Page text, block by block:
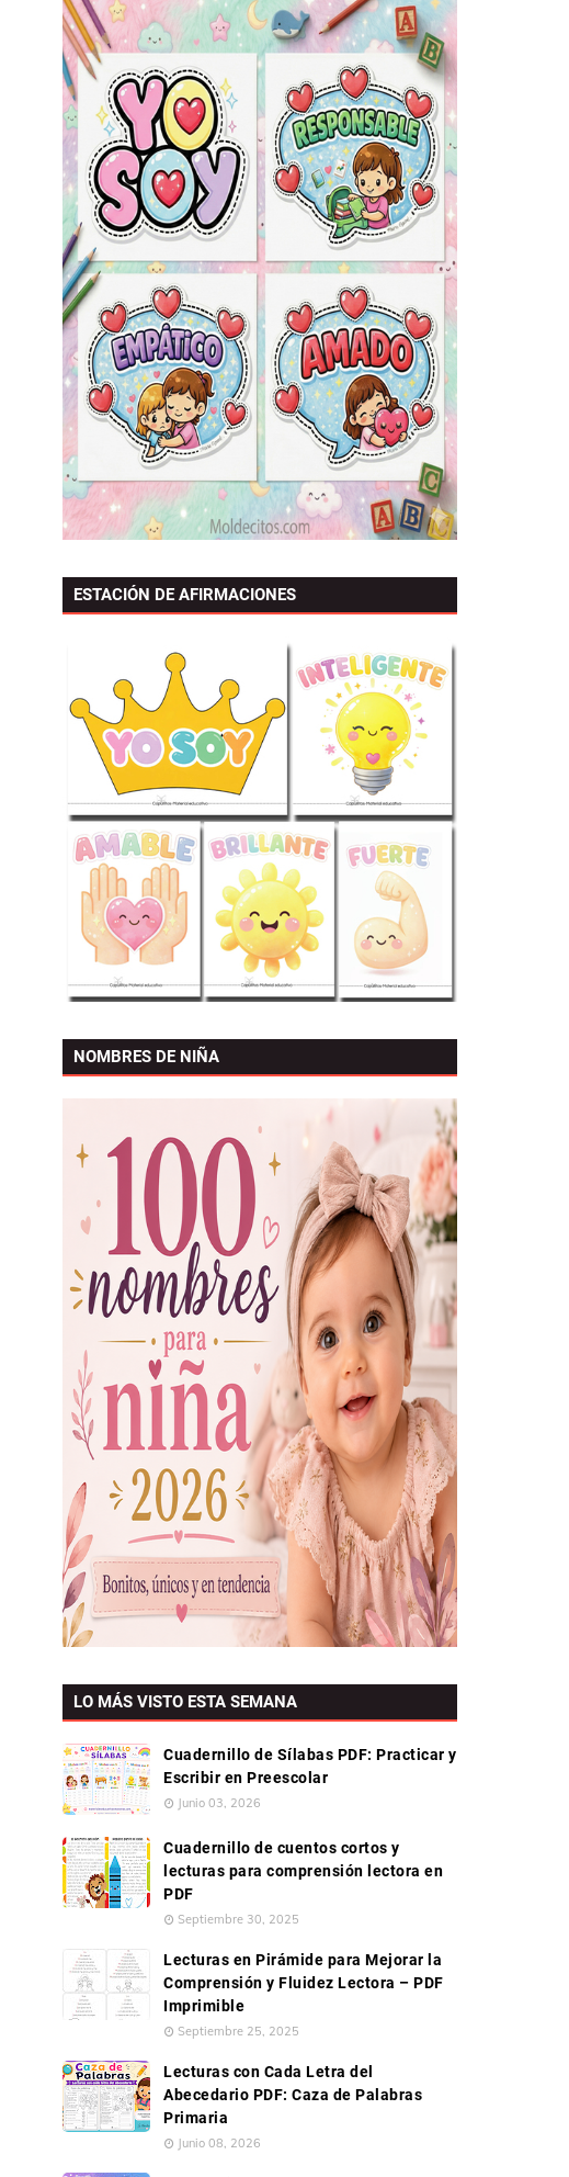
ESTACIÓN DE AFIRMACIONES
NOMBRES DE NIÑA
LO MÁS VISTO ESTA SEMANA
Cuadernillo de Sílabas PDF: Practicar y
Escribir en Preescolar
Junio 03, 2026
Cuadernillo de cuentos cortos y
lecturas para comprensión lectora en
PDF
Septiembre 30, 2025
Lecturas en Pirámide para Mejorar la
Comprensión y Fluidez Lectora – PDF
Imprimible
Septiembre 25, 2025
Lecturas con Cada Letra del
Abecedario PDF: Caza de Palabras
Primaria
Junio 08, 2026